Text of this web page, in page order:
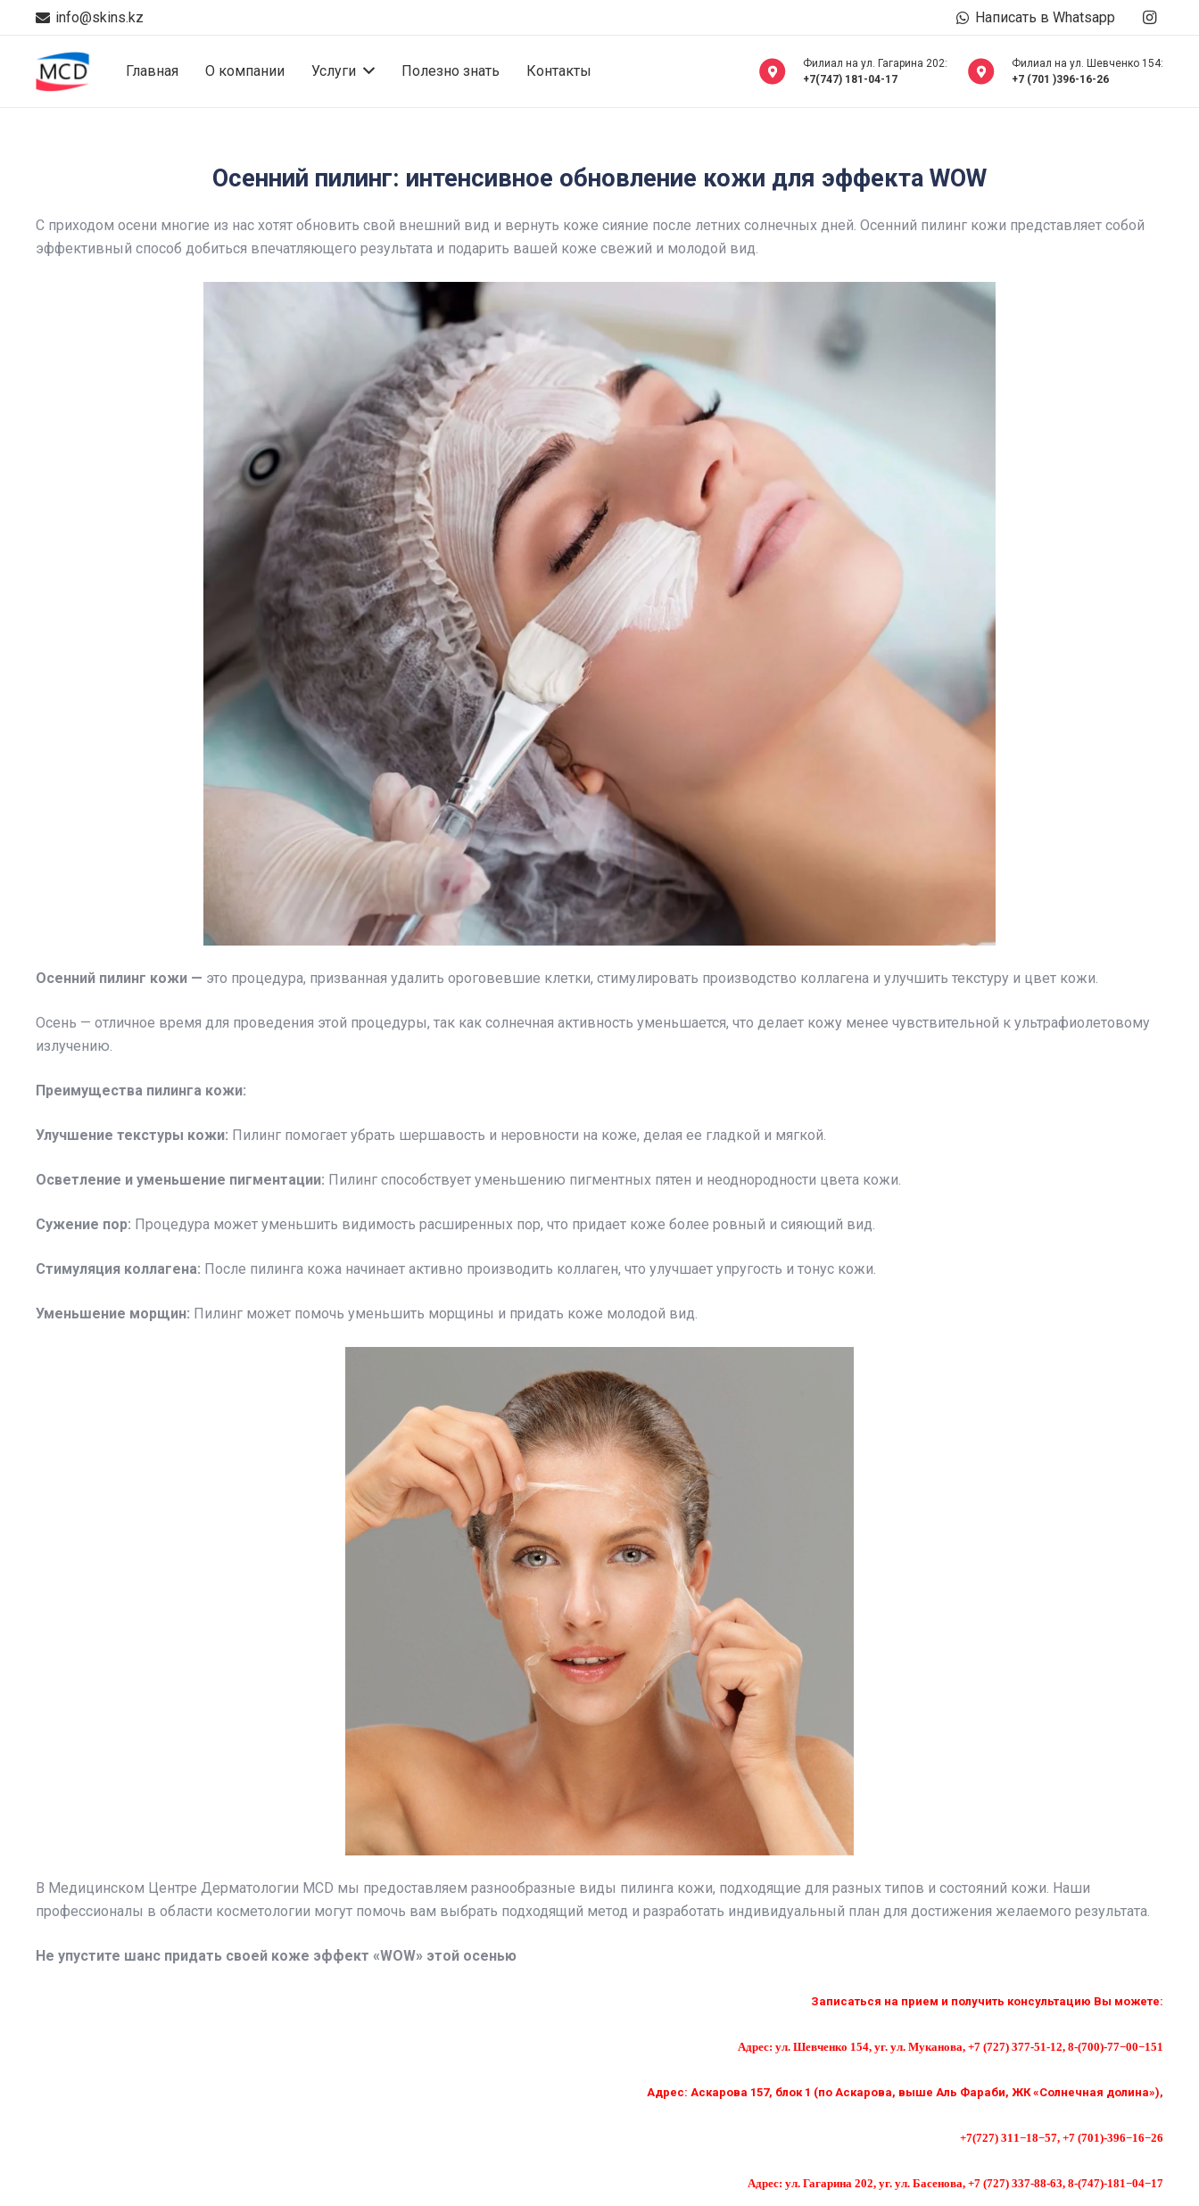
info@skins.kz Написать в Whatsapp
Главная О компании Услуги Полезно знать Контакты
Филиал на ул. Гагарина 202:
+7(747) 181-04-17
Филиал на ул. Шевченко 154:
+7 (701 )396-16-26
Осенний пилинг: интенсивное обновление кожи для эффекта WOW
С приходом осени многие из нас хотят обновить свой внешний вид и вернуть коже сияние после летних солнечных дней. Осенний пилинг кожи представляет собой
эффективный способ добиться впечатляющего результата и подарить вашей коже свежий и молодой вид.
Осенний пилинг кожи — это процедура, призванная удалить ороговевшие клетки, стимулировать производство коллагена и улучшить текстуру и цвет кожи.
Осень — отличное время для проведения этой процедуры, так как солнечная активность уменьшается, что делает кожу менее чувствительной к ультрафиолетовому
излучению.
Преимущества пилинга кожи:
Улучшение текстуры кожи: Пилинг помогает убрать шершавость и неровности на коже, делая ее гладкой и мягкой.
Осветление и уменьшение пигментации: Пилинг способствует уменьшению пигментных пятен и неоднородности цвета кожи.
Сужение пор: Процедура может уменьшить видимость расширенных пор, что придает коже более ровный и сияющий вид.
Стимуляция коллагена: После пилинга кожа начинает активно производить коллаген, что улучшает упругость и тонус кожи.
Уменьшение морщин: Пилинг может помочь уменьшить морщины и придать коже молодой вид.
В Медицинском Центре Дерматологии MCD мы предоставляем разнообразные виды пилинга кожи, подходящие для разных типов и состояний кожи. Наши
профессионалы в области косметологии могут помочь вам выбрать подходящий метод и разработать индивидуальный план для достижения желаемого результата.
Не упустите шанс придать своей коже эффект «WOW» этой осенью
Записаться на прием и получить консультацию Вы можете:
Адрес: ул. Шевченко 154, уг. ул. Муканова, +7 (727) 377-51-12, 8-(700)-77−00−151
Адрес: Аскарова 157, блок 1 (по Аскарова, выше Аль Фараби, ЖК «Солнечная долина»),
+7(727) 311−18−57, +7 (701)-396−16−26
Адрес: ул. Гагарина 202, уг. ул. Басенова, +7 (727) 337-88-63, 8-(747)-181−04−17